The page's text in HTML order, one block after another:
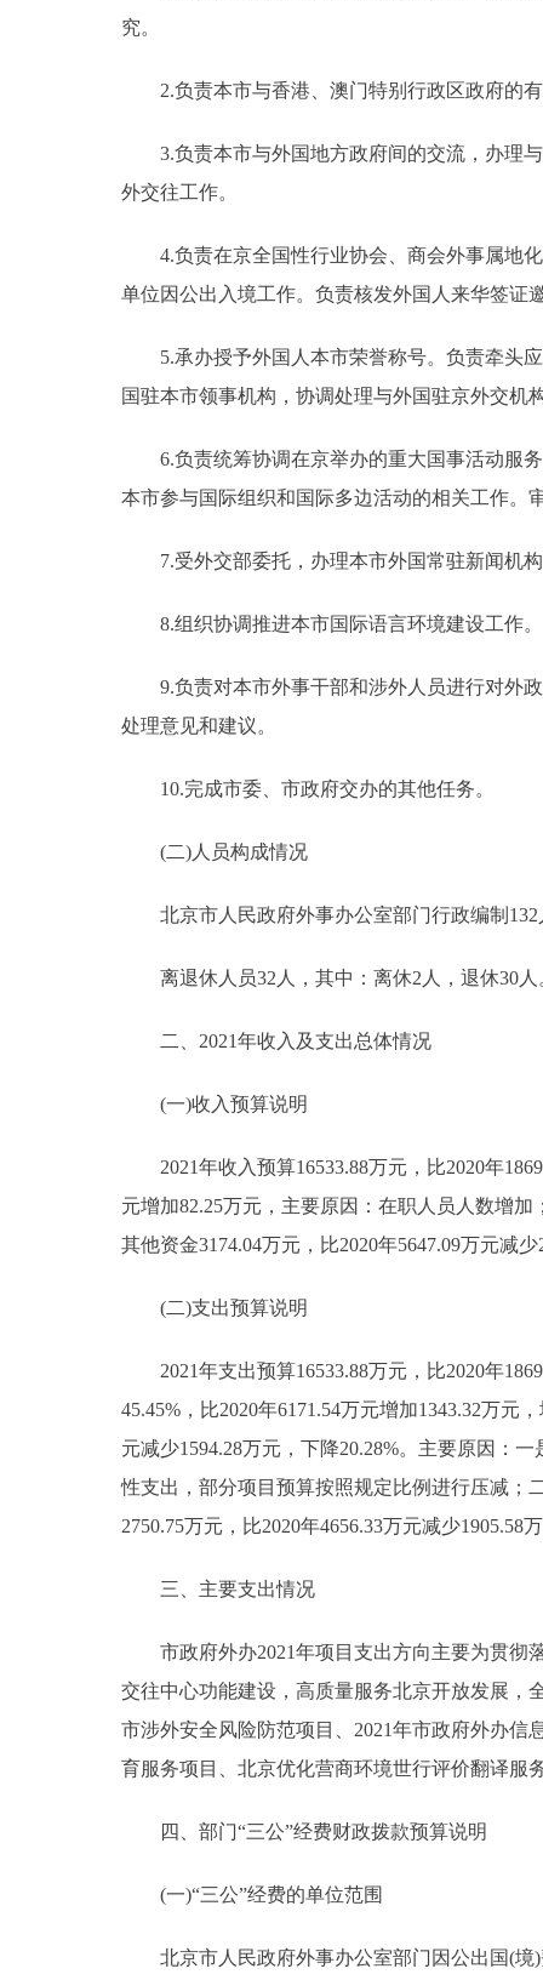
究。
2.负责本市与香港、澳门特别行政区政府的有
3.负责本市与外国地方政府间的交流，办理与
外交往工作。
4.负责在京全国性行业协会、商会外事属地化
单位因公出入境工作。负责核发外国人来华签证
5.承办授予外国人本市荣誉称号。负责牵头应
国驻本市领事机构，协调处理与外国驻京外交机
6.负责统筹协调在京举办的重大国事活动服务
本市参与国际组织和国际多边活动的相关工作。
7.受外交部委托，办理本市外国常驻新闻机构
8.组织协调推进本市国际语言环境建设工作。
9.负责对本市外事干部和涉外人员进行对外政
处理意见和建议。
10.完成市委、市政府交办的其他任务。
(二)人员构成情况
北京市人民政府外事办公室部门行政编制132
离退休人员32人，其中：离休2人，退休30人
二、2021年收入及支出总体情况
(一)收入预算说明
2021年收入预算16533.88万元，比2020年
元增加82.25万元，主要原因：在职人员人数增加
其他资金3174.04万元，比2020年5647.09万元减
(二)支出预算说明
2021年支出预算16533.88万元，比2020年
45.45%，比2020年6171.54万元增加1343.32万元
元减少1594.28万元，下降20.28%。主要原因：
性支出，部分项目预算按照规定比例进行压减；
2750.75万元，比2020年4656.33万元减少
三、主要支出情况
市政府外办2021年项目支出方向主要为贯彻
交往中心功能建设，高质量服务北京开放发展，
市涉外安全风险防范项目、2021年市政府外办信
育服务项目、北京优化营商环境世行评价翻译服
四、部门“三公”经费财政拨款预算说明
(一)“三公”经费的单位范围
北京市人民政府外事办公室部门因公出国(境)